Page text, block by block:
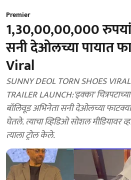
Premier
1,30,00,00,000
सनी देओलच्या पायात
Viral
SUNNY DEOL TORN SHOES
TRAILER LAUNCH:'इक्का'
बॉलिवूड अभिनेता सनी देओलच्या
घेतले. त्याचा व्हिडिओ सोशल मीडियावर
त्याला ट्रोल केले.